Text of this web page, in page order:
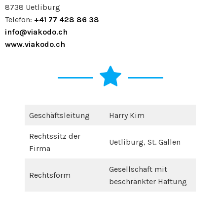
8738 Uetliburg
Telefon: +41 77 428 86 38
info@viakodo.ch
www.viakodo.ch
Geschäftsleitung Harry Kim
Rechtssitz der
Firma
Uetliburg, St. Gallen
Rechtsform
Gesellschaft mit
beschränkter Haftung